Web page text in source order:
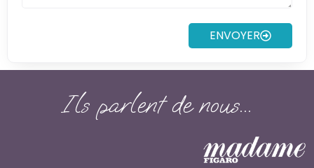
ENVOYER
Ils parlent de nous...